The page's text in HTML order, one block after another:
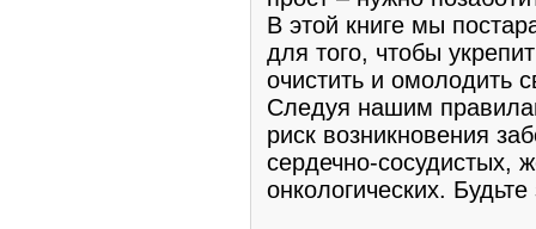
В этой книге мы
для того, чтобы
очистить и омолодить
Следуя нашим
риск возникновения
сердечно-сосудистых,
онкологических.